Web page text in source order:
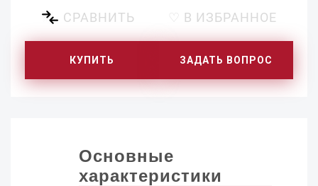
СРАВНИТЬ ♡ В ИЗБРАННОЕ
КУПИТЬ ЗАДАТЬ ВОПРОС
Основные
характеристики